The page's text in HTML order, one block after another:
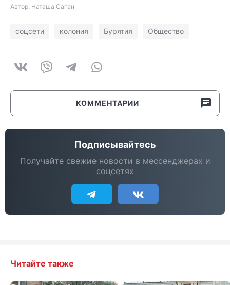
Автор: Наташа Саган
соцсети колония Бурятия Общество
КОММЕНТАРИИ
Подписывайтесь
Получайте свежие новости в мессенджерах и
соцсетях
Читайте также